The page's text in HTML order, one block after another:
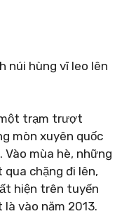
núi hùng vĩ leo lên
trạm trượt
mòn xuyên quốc
Vào mùa hè, những
chặng đi lên,
hiện trên tuyến
là vào năm 2013.